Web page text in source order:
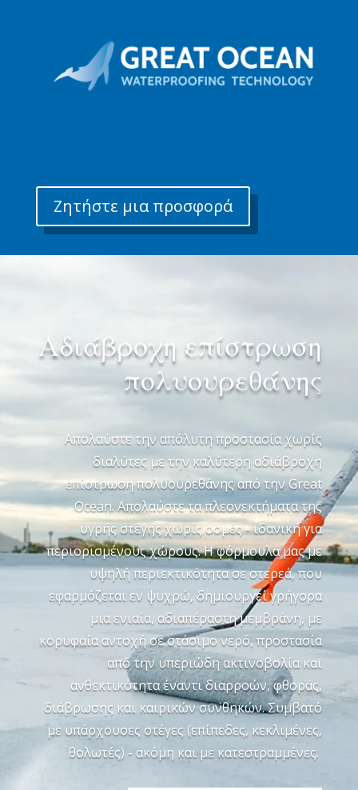
Ζητήστε μια προσφορά
Αδιάβροχη επίστρωση
πολυουρεθάνης
Απολαύστε την απόλυτη προστασία χωρίς
διαλύτες με την καλύτερη αδιάβροχη
επίστρωση πολυουρεθάνης από την Great
Ocean. Απολαύστε τα πλεονεκτήματα της
υγρής στέγης χωρίς οσμές - ιδανική για
περιορισμένους χώρους. Η φόρμουλά μας με
υψηλή περιεκτικότητα σε στερεά, που
εφαρμόζεται εν ψυχρώ, δημιουργεί γρήγορα
μια ενιαία, αδιαπέραστη μεμβράνη, με
κορυφαία αντοχή σε στάσιμο νερό, προστασία
από την υπεριώδη ακτινοβολία και
ανθεκτικότητα έναντι διαρροών, φθοράς,
διάβρωσης και καιρικών συνθηκών. Συμβατό
με υπάρχουσες στέγες (επίπεδες, κεκλιμένες,
θολωτές) - ακόμη και με κατεστραμμένες.